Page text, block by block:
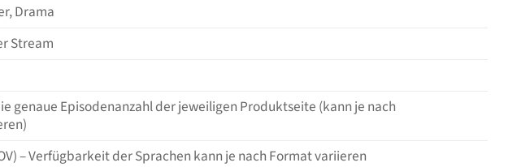
Drama
Stream
genaue Episodenanzahl der jeweiligen Produktseite (kann je nach
– Verfügbarkeit der Sprachen kann je nach Format variieren